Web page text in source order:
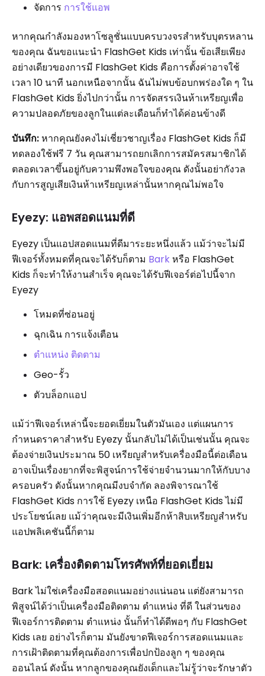
จัดการ การใช้แอพ
หากคุณกำลังมองหาโซลูชั่นแบบครบวงจรสำหรับบุตรหลาน
ของคุณ ฉันขอแนะนำ FlashGet Kids เท่านั้น ข้อเสียเพียง
อย่างเดียวของการมี FlashGet Kids คือการตั้งค่าอาจใช้
เวลา 10 นาที นอกเหนือจากนั้น ฉันไม่พบข้อบกพร่องใด ๆ ใน
FlashGet Kids ยิ่งไปกว่านั้น การจัดสรรเงินห้าเหรียญเพื่อ
ความปลอดภัยของลูกในแต่ละเดือนก็ทำได้ค่อนข้างดี
บันทึก:หากคุณยังคงไม่เชี่ยวชาญเรื่อง FlashGet Kids ก็มี
ทดลองใช้ฟรี 7 วัน คุณสามารถยกเลิกการสมัครสมาชิกได้
ตลอดเวลาขึ้นอยู่กับความพึงพอใจของคุณ ดังนั้นอย่ากังวล
กับการสูญเสียเงินห้าเหรียญเหล่านั้นหากคุณไม่พอใจ
Eyezy: แอพสอดแนมที่ดี
Eyezy เป็นแอปสอดแนมที่ดีมาระยะหนึ่งแล้ว แม้ว่าจะไม่มี
ฟีเจอร์ทั้งหมดที่คุณจะได้รับก็ตาม Barkหรือ FlashGet
Kids ก็จะทำให้งานสำเร็จ คุณจะได้รับฟีเจอร์ต่อไปนี้จาก
Eyezy
โหมดที่ซ่อนอยู่
ฉุกเฉิน การแจ้งเตือน
ตำแหน่ง ติดตาม
Geo-รั้ว
ตัวบล็อกแอป
แม้ว่าฟีเจอร์เหล่านี้จะยอดเยี่ยมในตัวมันเอง แต่แผนการ
กำหนดราคาสำหรับ Eyezy นั้นกลับไม่ได้เป็นเช่นนั้น คุณจะ
ต้องจ่ายเงินประมาณ 50 เหรียญสำหรับเครื่องมือนี้ต่อเดือน
อาจเป็นเรื่องยากที่จะพิสูจน์การใช้จ่ายจำนวนมากให้กับบาง
ครอบครัว ดังนั้นหากคุณมีงบจำกัด ลองพิจารณาใช้
FlashGet Kids การใช้ Eyezy เหนือ FlashGet Kids ไม่มี
ประโยชน์เลย แม้ว่าคุณจะมีเงินเพิ่มอีกห้าสิบเหรียญสำหรับ
แอปพลิเคชันนี้ก็ตาม
Bark: เครื่องติดตามโทรศัพท์ที่ยอดเยี่ยม
Bark ไม่ใช่เครื่องมือสอดแนมอย่างแน่นอน แต่ยังสามารถ
พิสูจน์ได้ว่าเป็นเครื่องมือติดตาม ตำแหน่ง ที่ดี ในส่วนของ
ฟีเจอร์การติดตาม ตำแหน่ง นั้นก็ทำได้ดีพอๆ กับ FlashGet
Kids เลย อย่างไรก็ตาม มันยังขาดฟีเจอร์การสอดแนมและ
การเฝ้าติดตามที่คุณต้องการเพื่อปกป้องลูก ๆ ของคุณ
ออนไลน์ ดังนั้น หากลูกของคุณยังเด็กและไม่รู้ว่าจะรักษาตัว